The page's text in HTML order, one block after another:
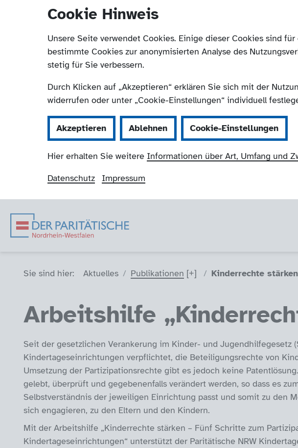
Cookie Hinweis
Unsere Seite verwendet Cookies. Einige dieser Cookies sind
bestimmte Cookies zur anonymisierten Analyse des
stetig für Sie verbessern.
Durch Klicken auf „Akzeptieren“ erklären Sie sich mit der
widerrufen oder unter „Cookie-Einstellungen“ individuell
Akzeptieren Ablehnen Cookie-Einstellungen
Hier erhalten Sie weitere Informationen über Art, Umfang und
Datenschutz Impressum
Der Paritätische NRW
Navigation
Sie sind hier: Aktuelles Publikationen Kinderrechte stärken
Arbeitshilfe
Seit der gesetzlichen Verankerung im Kinder- und Jugendhilfegesetz
Kindertageseinrichtungen verpflichtet, die Beteiligungsrechte von
Umsetzung der Partizipationsrechte gibt es jedoch keine
gelebt, überprüft und gegebenenfalls verändert werden, so dass es
Selbstverständnis der jeweiligen Einrichtung passt und somit zu den
sich engagieren, zu den Eltern und den Kindern.
Mit der Arbeitshilfe „Kinderrechte stärken – Fünf Schritte zum
Kindertageseinrichtungen“ unterstützt der Paritätische NRW